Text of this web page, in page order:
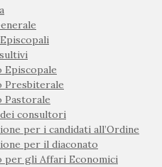
Episcopale
Presbiterale
Pastorale
consultori
per i candidati all’Ordine
per il diaconato
per gli Affari Economici